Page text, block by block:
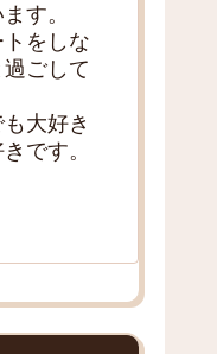
す。
をしな
ごして
大好き
です。